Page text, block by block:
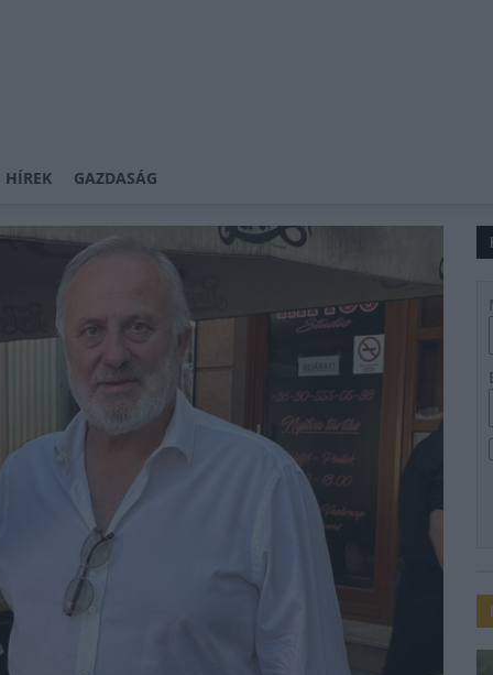
HÍREK GAZDASÁG